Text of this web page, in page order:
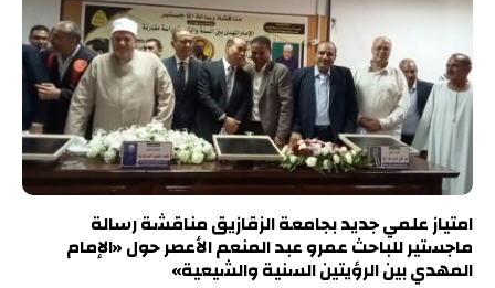
امتياز علمي جديد بجامعة الزقازيق مناقشة رسالة
ماجستير للباحث عمرو عبد المنعم الأعصر حول «الإمام
المهدي بين الرؤيتين السنية والشيعية»